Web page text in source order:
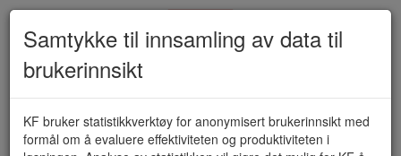
Omsetningsoppgave for alkohol
Samtykke til innsamling av data til
brukerinnsikt
KF bruker statistikkverktøy for anonymisert brukerinnsikt med
formål om å evaluere effektiviteten og produktiviteten i